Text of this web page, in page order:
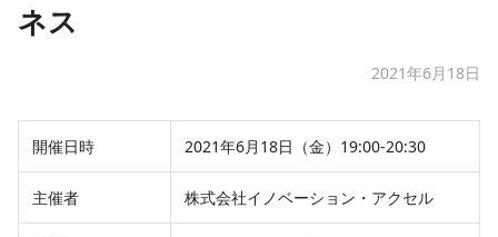
ネス
2021年6月18日
開催日時 2021年6月18日（金）19:00-20:30
主催者 株式会社イノベーション・アクセル